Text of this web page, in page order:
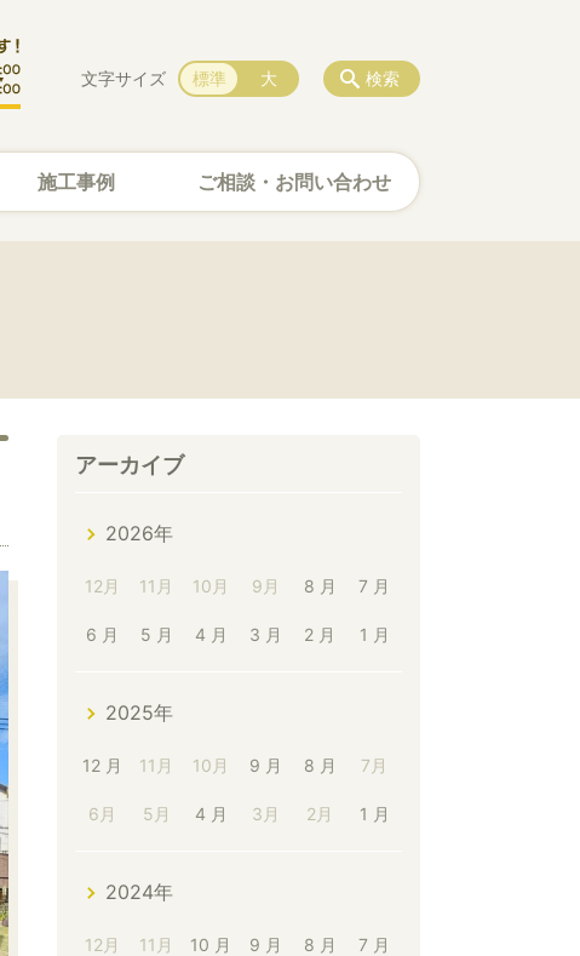
施工事例 ご相談・お問い合わせ
検索
文字サイズ 標準 大
アーカイブ
2026年
12月 11月 10月 9月 8 月 7 月
6 月 5 月 4 月 3 月 2 月 1 月
2025年
12 月 11月 10月 9 月 8 月 7月
6月 5月 4 月 3月 2月 1 月
2024年
12月 11月 10 月 9 月 8 月 7 月